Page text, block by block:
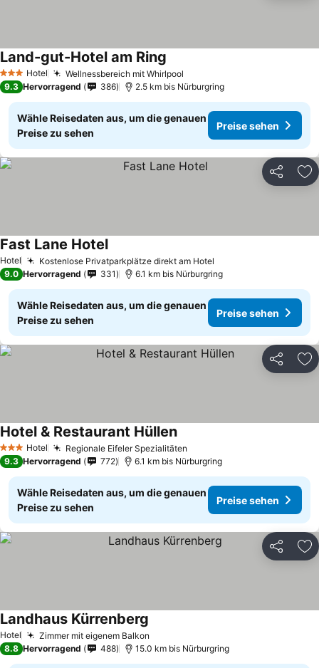
3 SterneHotel Wellnessbereich mit Whirlpool
Land-gut-Hotel am Ring
9.3 Hervorragend 386 2.5 km bis Nürburgring
Wähle Reisedaten aus, um die genauen
Preise zu sehen
Preise sehen
Teilen
Hotel Kostenlose Privatparkplätze direkt am Hotel
Fast Lane Hotel
9.0 Hervorragend 331 6.1 km bis Nürburgring
Wähle Reisedaten aus, um die genauen
Preise zu sehen
Preise sehen
Teilen
3 SterneHotel Regionale Eifeler Spezialitäten
Hotel & Restaurant Hüllen
9.3 Hervorragend 772 6.1 km bis Nürburgring
Wähle Reisedaten aus, um die genauen
Preise zu sehen
Preise sehen
Teilen
Hotel Zimmer mit eigenem Balkon
Landhaus Kürrenberg
8.8 Hervorragend 488 15.0 km bis Nürburgring